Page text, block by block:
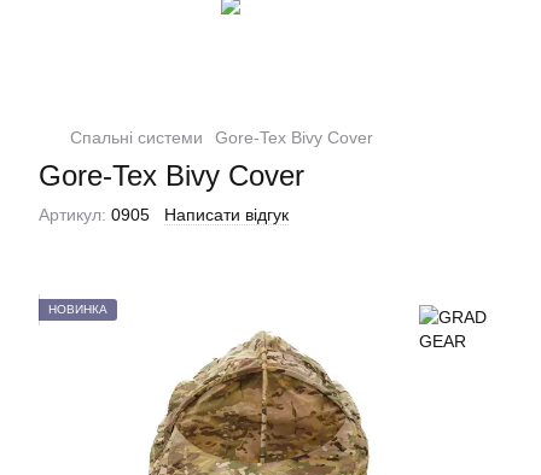
Спальні системи Gore-Tex Bivy Cover
Gore-Tex Bivy Cover
Артикул: 0905 Написати відгук
НОВИНКА